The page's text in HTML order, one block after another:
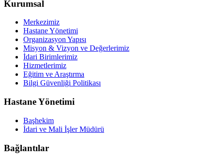
Kurumsal
Merkezimiz
Hastane Yönetimi
Organizasyon Yapısı
Misyon & Vizyon ve Değerlerimiz
İdari Birimlerimiz
Hizmetlerimiz
Eğitim ve Araştırma
Bilgi Güvenliği Politikası
Hastane Yönetimi
Başhekim
İdari ve Mali İşler Müdürü
Bağlantılar